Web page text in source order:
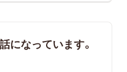
になっています。